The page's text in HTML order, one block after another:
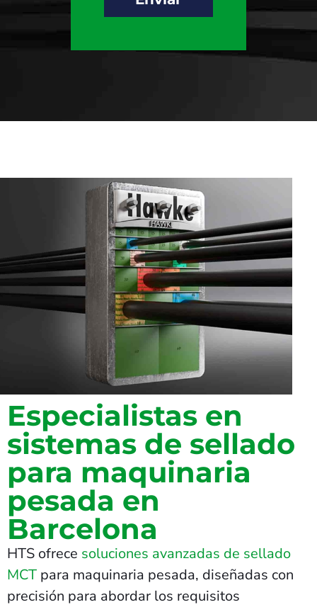
Especialistas en
sistemas de sellado
para maquinaria
pesada en
Barcelona
HTS ofrece soluciones avanzadas de sellado
MCT para maquinaria pesada, diseñadas con
precisión para abordar los requisitos